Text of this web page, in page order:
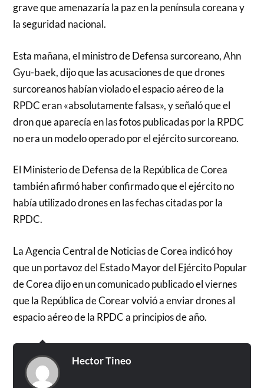
grave que amenazaría la paz en la península coreana y
la seguridad nacional.
Esta mañana, el ministro de Defensa surcoreano, Ahn
Gyu-baek, dijo que las acusaciones de que drones
surcoreanos habían violado el espacio aéreo de la
RPDC eran «absolutamente falsas», y señaló que el
dron que aparecía en las fotos publicadas por la RPDC
no era un modelo operado por el ejército surcoreano.
El Ministerio de Defensa de la República de Corea
también afirmó haber confirmado que el ejército no
había utilizado drones en las fechas citadas por la
RPDC.
La Agencia Central de Noticias de Corea indicó hoy
que un portavoz del Estado Mayor del Ejército Popular
de Corea dijo en un comunicado publicado el viernes
que la República de Corear volvió a enviar drones al
espacio aéreo de la RPDC a principios de año.
Hector Tineo